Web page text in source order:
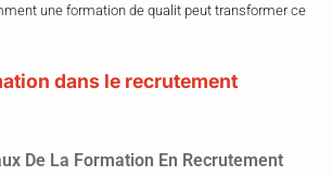
une formation de qualit peut transformer ce
dans le recrutement
De La Formation En Recrutement